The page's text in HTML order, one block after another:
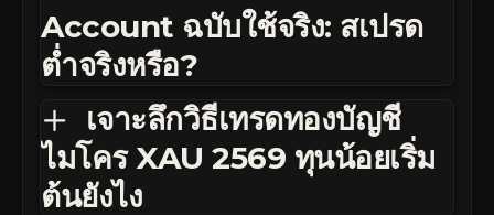
Account ฉบับใช้จริง: สเปรด
ต่ำจริงหรือ?
เจาะลึกวิธีเทรดทองบัญชี
ไมโคร XAU 2569 ทุนน้อยเริ่ม
ต้นยังไง